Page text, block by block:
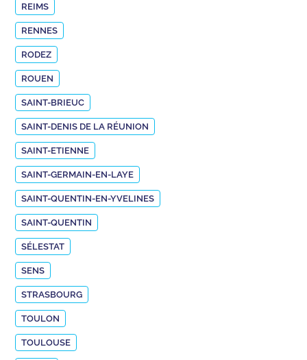
REIMS
RENNES
RODEZ
ROUEN
SAINT-BRIEUC
SAINT-DENIS DE LA RÉUNION
SAINT-ETIENNE
SAINT-GERMAIN-EN-LAYE
SAINT-QUENTIN-EN-YVELINES
SAINT-QUENTIN
SÉLESTAT
SENS
STRASBOURG
TOULON
TOULOUSE